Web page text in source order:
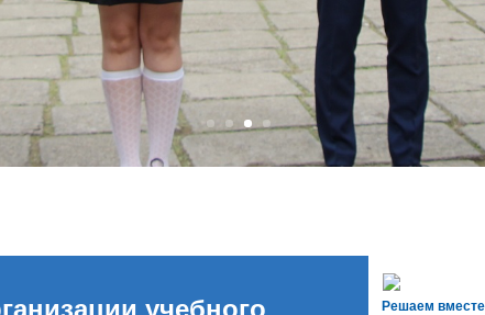
Решаем вместе
учебного